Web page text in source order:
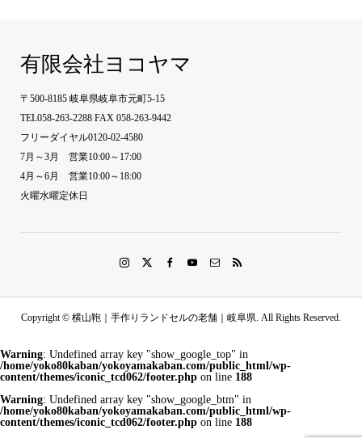
有限会社ヨコヤマ
〒500-8185 岐阜県岐阜市元町5-15
TEL058-263-2288 FAX 058-263-9442
フリーダイヤル0120-02-4580
7月～3月 営業10:00～17:00
4月～6月 営業10:00～18:00
火曜水曜定休日
Copyright © 横山鞄｜手作りランドセルの老舗｜岐阜県. All Rights Reserved.
Warning: Undefined array key "show_google_top" in
/home/yoko80kaban/yokoyamakaban.com/public_html/wp-
content/themes/iconic_tcd062/footer.php on line 188
Warning: Undefined array key "show_google_btm" in
/home/yoko80kaban/yokoyamakaban.com/public_html/wp-
content/themes/iconic_tcd062/footer.php on line 188